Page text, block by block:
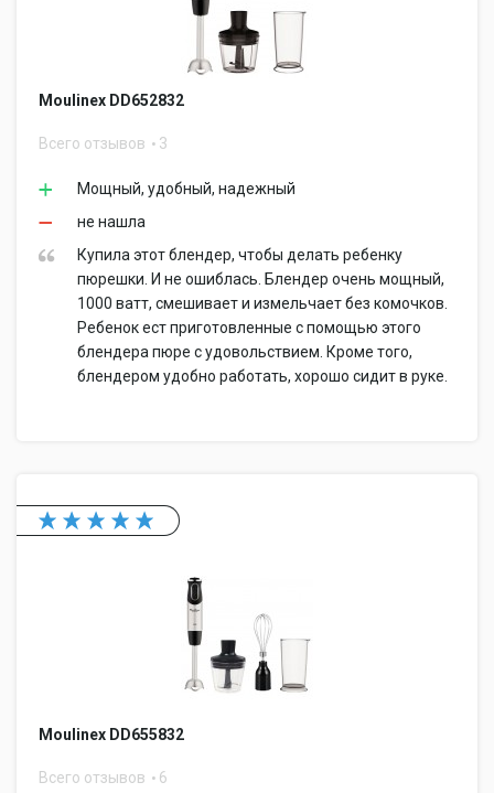
Moulinex DD652832
Всего отзывов 3
Мощный, удобный, надежный
не нашла
Купила этот блендер, чтобы делать ребенку
пюрешки. И не ошиблась. Блендер очень мощный,
1000 ватт, смешивает и измельчает без комочков.
Ребенок ест приготовленные с помощью этого
блендера пюре с удовольствием. Кроме того,
блендером удобно работать, хорошо сидит в руке.
Moulinex DD655832
Всего отзывов 6